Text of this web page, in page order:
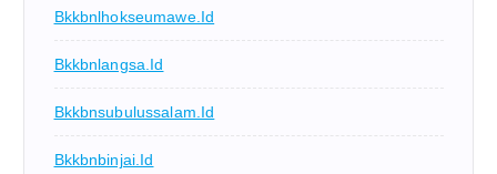
Bkkbnlhokseumawe.id
Bkkbnlangsa.id
Bkkbnsubulussalam.id
Bkkbnbinjai.id